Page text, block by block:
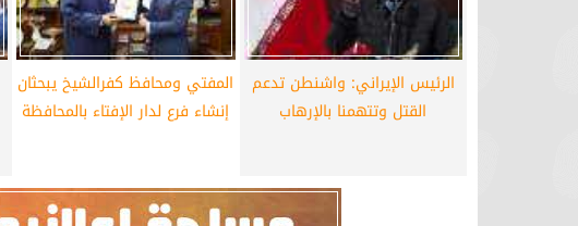
الرئيس الإيراني: واشنطن تدعم
القتل وتتهمنا بالإرهاب
المفتي ومحافظ كفرالشيخ يبحثان
إنشاء فرع لدار الإفتاء بالمحافظة